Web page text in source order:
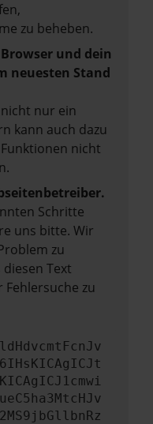
zu beheben.
und dein
neuesten Stand
nur ein
kann auch dazu
nicht
Schritte
uns bitte. Wir
zu
Text
Fehlersuche zu